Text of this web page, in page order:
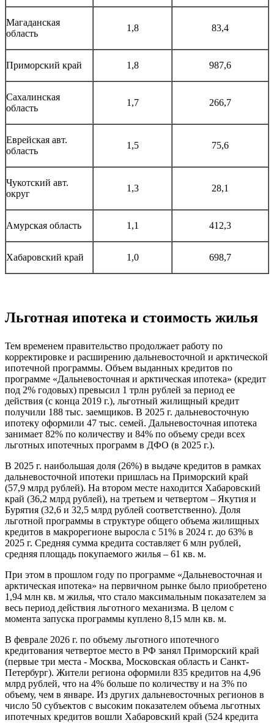
Магаданская
область
1,8 83,4
Приморский край 1,8 987,6
Сахалинская
область
1,7 266,7
Еврейская авт.
область
1,5 75,6
Чукотский авт.
округ
1,3 28,1
Амурская область 1,1 412,3
Хабаровский край 1,0 698,7
Льготная ипотека и стоимость жилья
Тем временем правительство продолжает работу по
корректировке и расширению дальневосточной и арктической
ипотечной программы. Объем выданных кредитов по
программе «Дальневосточная и арктическая ипотека» (кредит
под 2% годовых) превысил 1 трлн рублей за период ее
действия (с конца 2019 г.), льготный жилищный кредит
получили 188 тыс. заемщиков. В 2025 г. дальневосточную
ипотеку оформили 47 тыс. семей. Дальневосточная ипотека
занимает 82% по количеству и 84% по объему среди всех
льготных ипотечных программ в ДФО (в 2025 г.).
В 2025 г. наибольшая доля (26%) в выдаче кредитов в рамках
дальневосточной ипотеки пришлась на Приморский край
(57,9 млрд рублей). На втором месте находится Хабаровский
край (36,2 млрд рублей), на третьем и четвертом – Якутия и
Бурятия (32,6 и 32,5 млрд рублей соответственно). Доля
льготной программы в структуре общего объема жилищных
кредитов в макрорегионе выросла с 51% в 2024 г. до 63% в
2025 г. Средняя сумма кредита составляет 6 млн рублей,
средняя площадь покупаемого жилья – 61 кв. м.
При этом в прошлом году по программе «Дальневосточная и
арктическая ипотека» на первичном рынке было приобретено
1,94 млн кв. м жилья, что стало максимальным показателем за
весь период действия льготного механизма. В целом с
момента запуска программы куплено 8,15 млн кв. м.
В феврале 2026 г. по объему льготного ипотечного
кредитования четвертое место в РФ занял Приморский край
(первые три места - Москва, Московская область и Санкт-
Петербург). Жители региона оформили 835 кредитов на 4,96
млрд рублей, что на 4% больше по количеству и на 3% по
объему, чем в январе. Из других дальневосточных регионов в
число 50 субъектов с высоким показателем объема льготных
ипотечных кредитов вошли Хабаровский край (524 кредита